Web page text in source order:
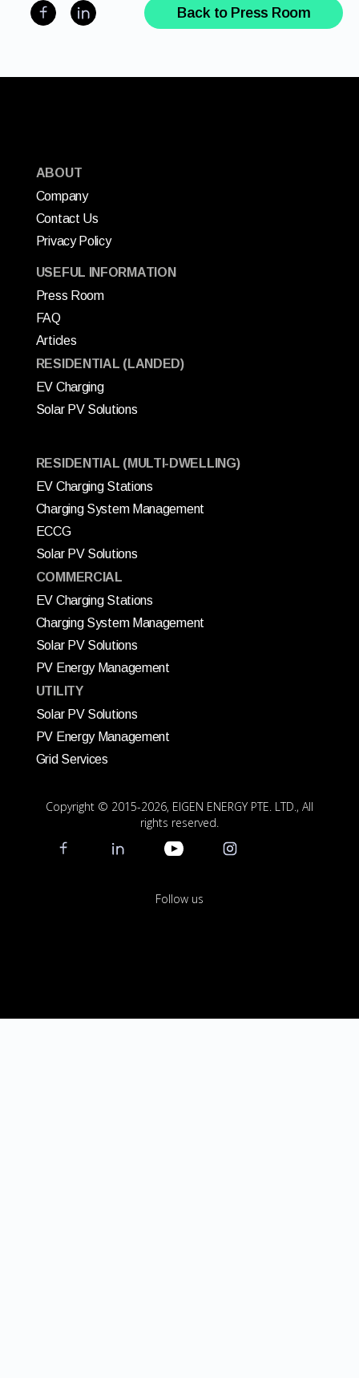
Back to Press Room
ABOUT
Company
Contact Us
Privacy Policy
USEFUL INFORMATION
Press Room
FAQ
Articles
RESIDENTIAL (LANDED)
EV Charging
Solar PV Solutions
RESIDENTIAL (MULTI-DWELLING)
EV Charging Stations
Charging System Management
ECCG
Solar PV Solutions
COMMERCIAL
EV Charging Stations
Charging System Management
Solar PV Solutions
PV Energy Management
UTILITY
Solar PV Solutions
PV Energy Management
Grid Services
Copyright © 2015-2026, EIGEN ENERGY PTE. LTD., All
rights reserved.
Follow us